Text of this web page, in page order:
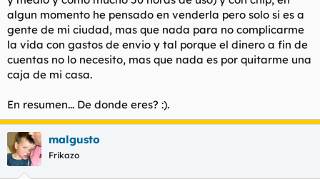
algun momento he pensado en venderla pero solo si es a
gente de mi ciudad, mas que nada para no complicarme
la vida con gastos de envio y tal porque el dinero a fin de
cuentas no lo necesito, mas que nada es por quitarme una
caja de mi casa.
En resumen... De donde eres? :).
malgusto
Frikazo